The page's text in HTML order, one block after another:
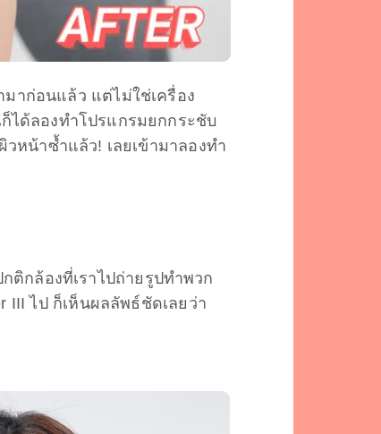
าก่อนแล้ว แต่ไม่ใช่เครื่อง
ได้ลองทำโปรแกรมยกกระชับ
หน้าซ้ำแล้ว! เลยเข้ามาลองทำ
ติกล้องที่เราไปถ่ายรูปทำพวก
III ไป ก็เห็นผลลัพธ์ชัดเลยว่า